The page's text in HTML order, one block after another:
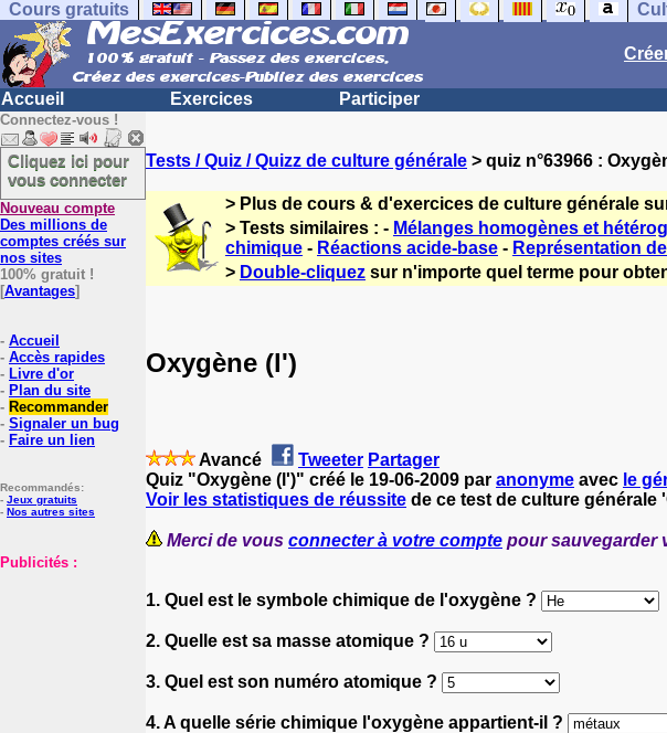
Cours gratuits
Accueil Exercices Participer
Connectez-vous !
Cliquez ici pour
vous connecter
Nouveau compte
Des millions de
comptes créés sur
nos sites
100% gratuit !
[Avantages]
- Accueil
- Accès rapides
- Livre d'or
- Plan du site
- Recommander
- Signaler un bug
- Faire un lien
Recommandés:
- Jeux gratuits
- Nos autres sites
Publicités :
Tests / Quiz / Quizz de culture générale > quiz n°63966 :
> Plus de cours & d'exercices de culture générale
> Tests similaires : - Mélanges homogènes et
chimique - Réactions acide-base - Représentation
> Double-cliquez sur n'importe quel terme pour
Oxygène (l')
Avancé Tweeter Partager
Quiz "Oxygène (l')" créé le 19-06-2009 par anonyme avec le
Voir les statistiques de réussite de ce test de culture générale
Merci de vous connecter à votre compte pour sauvegarder
1. Quel est le symbole chimique de l'oxygène ?
2. Quelle est sa masse atomique ?
3. Quel est son numéro atomique ?
4. A quelle série chimique l'oxygène appartient-il ?